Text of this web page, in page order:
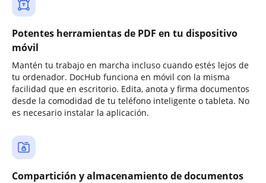
Potentes herramientas de PDF en tu dispositivo
móvil
Mantén tu trabajo en marcha incluso cuando estés lejos de
tu ordenador. DocHub funciona en móvil con la misma
facilidad que en escritorio. Edita, anota y firma documentos
desde la comodidad de tu teléfono inteligente o tableta. No
es necesario instalar la aplicación.
Compartición y almacenamiento de documentos